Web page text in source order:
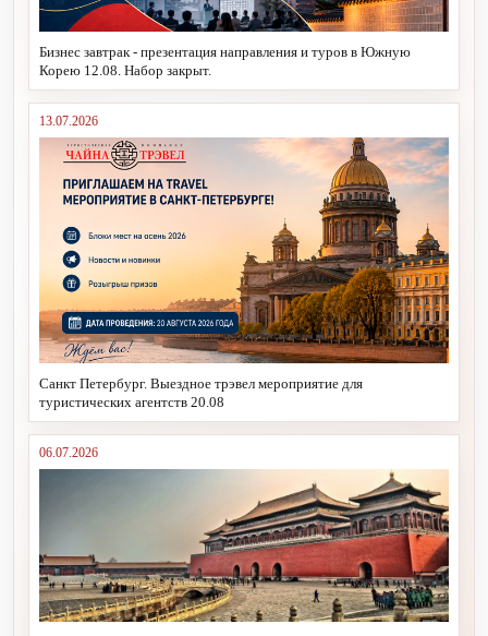
Бизнес завтрак - презентация направления и туров в Южную
Корею 12.08. Набор закрыт.
13.07.2026
Санкт Петербург. Выездное трэвел мероприятие для
туристических агентств 20.08
06.07.2026